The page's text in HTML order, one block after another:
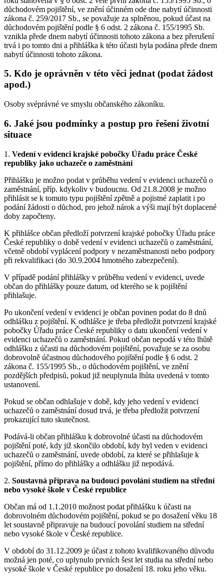
důchodovém pojištění, ve znění účinném ode dne nabytí účinnosti
zákona č. 259/2017 Sb., se považuje za splněnou, pokud účast na
důchodovém pojištění podle § 6 odst. 2 zákona č. 155/1995 Sb.
vznikla přede dnem nabytí účinnosti tohoto zákona a bez přerušení
trvá i po tomto dni a přihláška k této účasti byla podána přede dnem
nabytí účinnosti tohoto zákona.
5. Kdo je oprávněn v této věci jednat (podat žádost
apod.)
Osoby svéprávné ve smyslu občanského zákoníku.
6. Jaké jsou podmínky a postup pro řešení životní
situace
1. Vedení v evidenci krajské pobočky Úřadu práce České
republiky jako uchazeče o zaměstnání
Přihlášku je možno podat v průběhu vedení v evidenci uchazečů o
zaměstnání, příp. kdykoliv v budoucnu. Od 21.8.2008 je možno
přihlásit se k tomuto typu pojištění zpětně a pojistné zaplatit i po
podání žádosti o důchod, pro jehož nárok a výši mají být doplacené
doby započteny.
K přihlášce občan předloží potvrzení krajské pobočky Úřadu práce
České republiky o době vedení v evidenci uchazečů o zaměstnání,
včetně období vyplácení podpory v nezaměstnanosti nebo podpory
při rekvalifikaci (do 30.9.2004 hmotného zabezpečení).
V případě podání přihlášky v průběhu vedení v evidenci, uvede
občan do přihlášky pouze datum, od kterého se k pojištění
přihlašuje.
Po ukončení vedení v evidenci je občan povinen podat do 8 dnů
odhlášku z pojištění. K odhlášce je třeba předložit potvrzení krajské
pobočky Úřadu práce České republiky o datu ukončení vedení v
evidenci uchazečů o zaměstnání. Pokud občan nepodá v této lhůtě
odhlášku z účasti na důchodovém pojištění, považuje se za osobu
dobrovolně účastnou důchodového pojištění podle § 6 odst. 2
zákona č. 155/1995 Sb., o důchodovém pojištění, ve znění
pozdějších předpisů, pokud již neuplynula lhůta uvedená v tomto
ustanovení.
Pokud se občan odhlašuje v době, kdy jeho vedení v evidenci
uchazečů o zaměstnání dosud trvá, je třeba předložit potvrzení
prokazující tuto skutečnost.
Podává-li občan přihlášku k dobrovolné účasti na důchodovém
pojištění poté, kdy již skončilo období, kdy byl veden v evidenci
uchazečů o zaměstnání, uvede období, za které se přihlašuje k
pojištění, přímo do přihlášky a odhlášku již nepodává.
2. Soustavná příprava na budoucí povolání studiem na střední
nebo vysoké škole v České republice
Občan má od 1.1.2010 možnost podat přihlášku k účasti na
dobrovolném důchodovém pojištění, pokud se po dosažení věku 18
let soustavně připravuje na budoucí povolání studiem na střední
nebo vysoké škole v České republice.
V období do 31.12.2009 je účast z tohoto kvalifikovaného důvodu
možná jen poté, co uplynulo prvních šest let studia na střední nebo
vysoké škole v České republice po dosažení 18. roku jeho věku.